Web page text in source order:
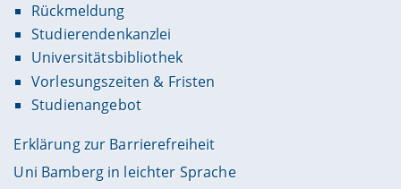
Rückmeldung
Studierendenkanzlei
Universitätsbibliothek
Vorlesungszeiten & Fristen
Studienangebot
Erklärung zur Barrierefreiheit
Uni Bamberg in leichter Sprache